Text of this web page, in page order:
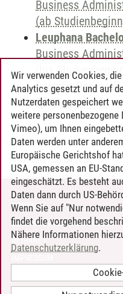
Business
(ab
Leuphana
Business
(bis
Specific
Business
Timo Leder/30.06.2024
KONTAKT
LEUPHANA ALS ARBEITGEBER
INTRANET
Wir verwenden Cookies,
Analytics gesetzt und auf
Nutzerdaten gespeichert
weitere personenbezogene
Vimeo), um Ihnen
Daten werden unter
Europäische Gerichtshof
USA, gemessen an EU-
eingeschätzt. Es besteht
Daten dann durch US-
Wenn Sie auf "Nur
findet die vorgehend
Nähere Informationen
Datenschutzerklärung.